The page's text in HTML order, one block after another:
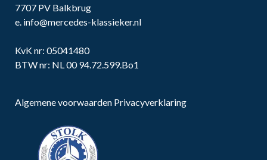
7707 PV Balkbrug
e. info@mercedes-klassieker.nl
KvK nr: 05041480
BTW nr: NL 00 94.72.599.Bo1
Algemene voorwaarden Privacyverklaring